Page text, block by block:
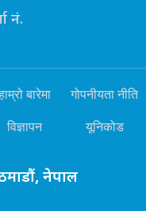
नं.
बारेमा गोपनीयता नीति
विज्ञापन यूनिकोड
नेपाल